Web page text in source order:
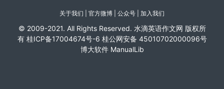
关于我们 官方微博 | 公众号 | 加入我们
© 2009-2021. All Rights Reserved. 水滴英语作文网 版权所
有 桂ICP备17004674号-6 桂公网安备 45010702000096号
博大软件 ManualLib